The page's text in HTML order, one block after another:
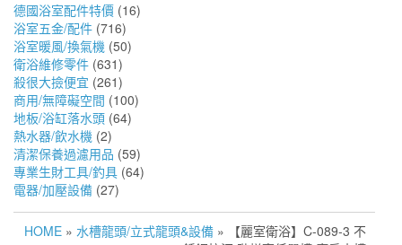
德國浴室配件特價 (16)
浴室五金/配件 (716)
浴室暖風/換氣機 (50)
衛浴維修零件 (631)
殺很大撿便宜 (261)
商用/無障礙空間 (100)
地板/浴缸落水頭 (64)
熱水器/飲水機 (2)
清潔保養過濾用品 (59)
專業生財工具/釣具 (64)
電器/加壓設備 (27)
HOME » 水槽龍頭/立式龍頭&設備 » 【麗室衛浴】C-089-3 不